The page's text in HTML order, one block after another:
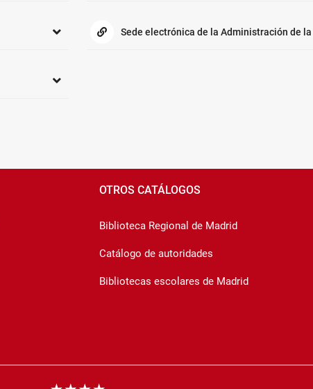
Sede electrónica de la Administración de
OTROS CATÁLOGOS
Biblioteca Regional de Madrid
Catálogo de autoridades
Bibliotecas escolares de Madrid